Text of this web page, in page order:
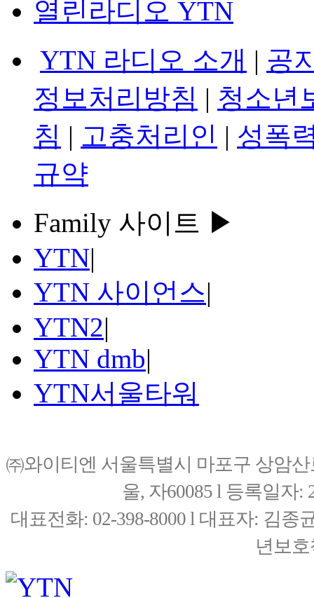
열린라디오 YTN
YTN 라디오 소개 | 공
정보처리방침 | 청소년
침 | 고충처리인 | 성폭
규약
Family 사이트 ▶
YTN|
YTN 사이언스|
YTN2|
YTN dmb|
YTN서울타워
㈜와이티엔 서울특별시 마포구 상암
울, 자60085 l 등록일자:
대표전화: 02-398-8000 l 대표자: 김종
년보